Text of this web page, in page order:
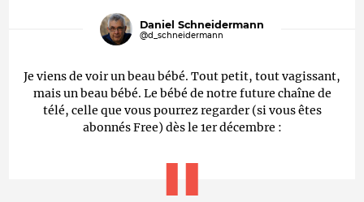
Daniel Schneidermann
@d_schneidermann
Je viens de voir un beau bébé. Tout petit, tout vagissant,
mais un beau bébé. Le bébé de notre future chaîne de
télé, celle que vous pourrez regarder (si vous êtes
abonnés Free) dès le 1er décembre :